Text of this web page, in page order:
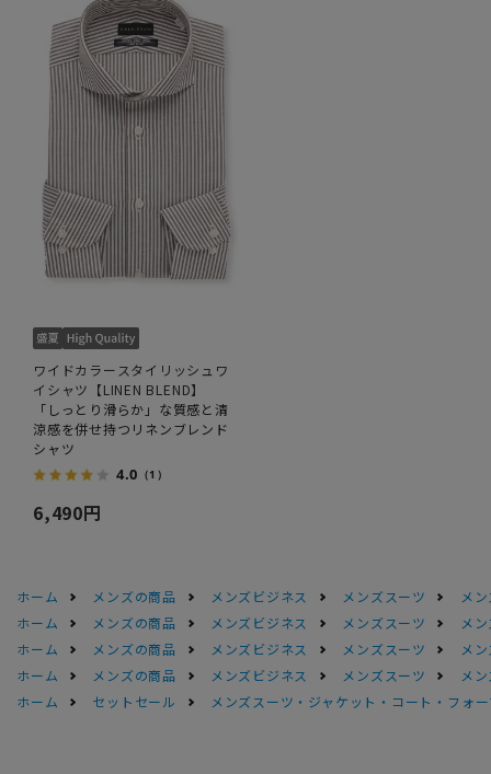
ワイドカラースタイリッシュワ
イシャツ【LINEN BLEND】
「しっとり滑らか」な質感と清
涼感を併せ持つリネンブレンド
シャツ
4.0 （1）
6,490円
ホーム メンズの商品 メンズビジネス メンズスーツ
メ
ホーム
メンズの商品 メンズビジネス メンズスーツ
メ
ホーム
メンズの商品 メンズビジネス メンズスーツ
メ
ホーム
メンズの商品 メンズビジネス メンズスーツ
メ
ホーム
セットセール メンズスーツ・ジャケット・コート・フォ